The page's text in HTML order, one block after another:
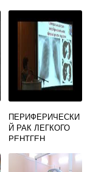
ПЕРИФЕРИЧЕСКИ
Й РАК ЛЕГКОГО
РЕНТГЕН